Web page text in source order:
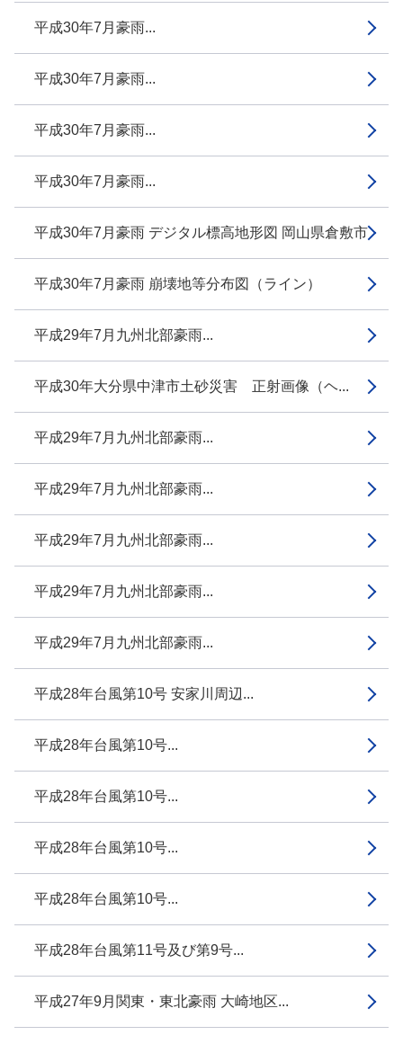
平成30年7月豪雨...
平成30年7月豪雨...
平成30年7月豪雨...
平成30年7月豪雨...
平成30年7月豪雨 デジタル標高地形図 岡山県倉敷市
平成30年7月豪雨 崩壊地等分布図（ライン）
平成29年7月九州北部豪雨...
平成30年大分県中津市土砂災害 正射画像（ヘ...
平成29年7月九州北部豪雨...
平成29年7月九州北部豪雨...
平成29年7月九州北部豪雨...
平成29年7月九州北部豪雨...
平成29年7月九州北部豪雨...
平成28年台風第10号 安家川周辺...
平成28年台風第10号...
平成28年台風第10号...
平成28年台風第10号...
平成28年台風第10号...
平成28年台風第11号及び第9号...
平成27年9月関東・東北豪雨 大崎地区...